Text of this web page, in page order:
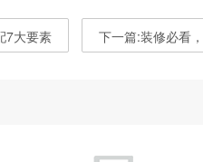
7大要素 下一篇:装修必看